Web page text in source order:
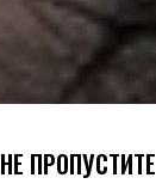
НЕ ПРОПУСТИТЕ